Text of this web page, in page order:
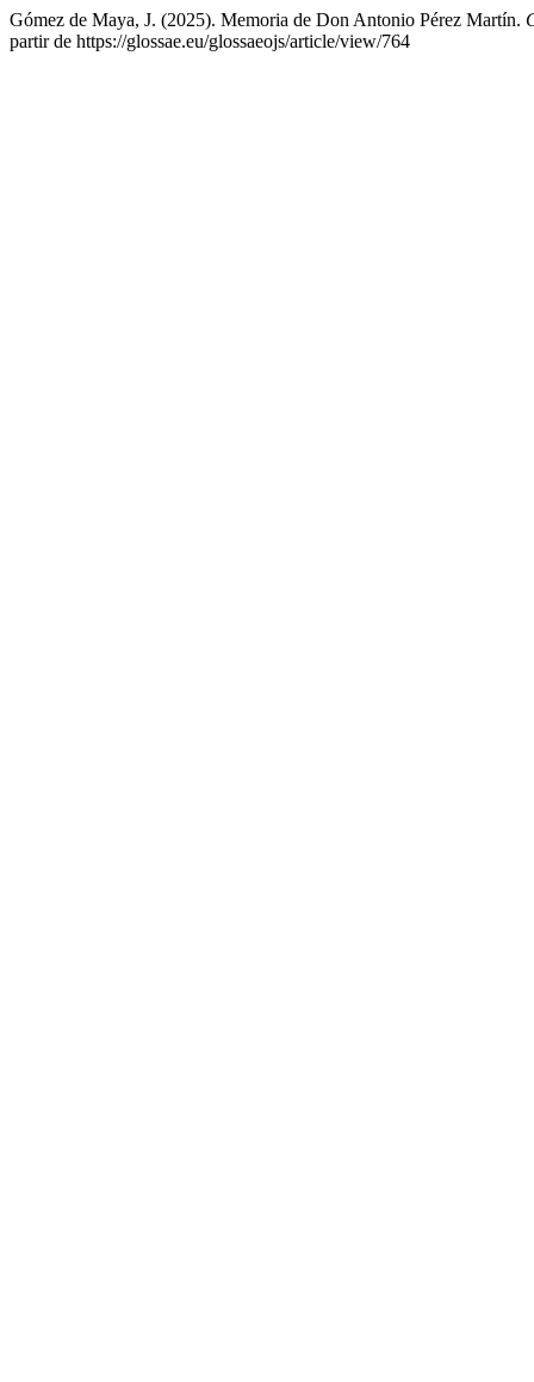
Gómez de Maya, J. (2025). Memoria de Don Antonio Pérez Martín.
partir de https://glossae.eu/glossaeojs/article/view/764